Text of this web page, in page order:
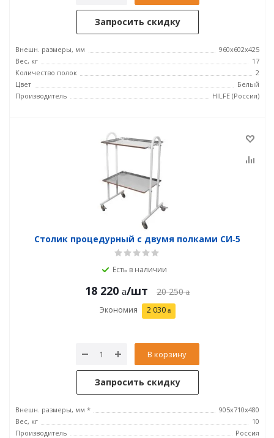
Запросить скидку
Внешн. размеры, мм
960x602x425
Вес, кг
17
Количество полок
2
Цвет
Белый
Производитель
HILFE (Россия)
Столик процедурный с двумя полками СИ‑5
Есть в наличии
18 220 /шт 20 250
Экономия 2 030
В корзину
Запросить скидку
Внешн. размеры, мм *
905х710х480
Вес, кг
10
Производитель
Россия